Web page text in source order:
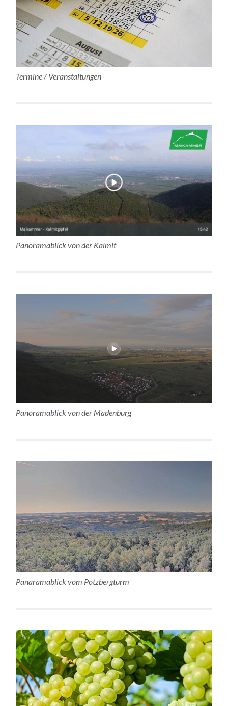
Termine / Veranstaltungen
Panoramablick von der Kalmit
Panoramablick von der Madenburg
Panaramablick vom Potzbergturm